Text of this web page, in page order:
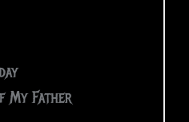
My Father